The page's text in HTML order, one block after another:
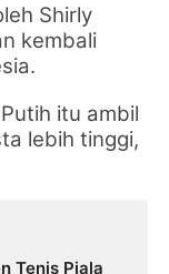
Shirly
kembali
itu ambil
lebih tinggi,
Tenis Piala